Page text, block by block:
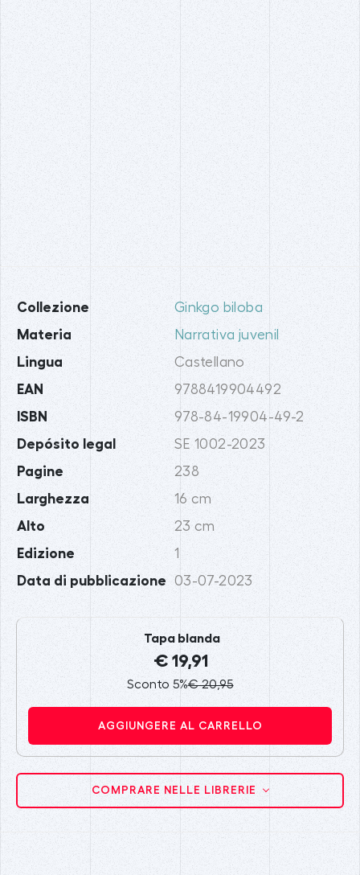
Collezione Ginkgo biloba
Materia Narrativa juvenil
Lingua Castellano
EAN 9788419904492
ISBN 978-84-19904-49-2
Depósito legal SE 1002-2023
Pagine 238
Larghezza 16 cm
Alto 23 cm
Edizione 1
Data di pubblicazione 03-07-2023
Tapa blanda
€ 19,91
Sconto 5%€ 20,95
AGGIUNGERE AL CARRELLO
COMPRARE NELLE LIBRERIE